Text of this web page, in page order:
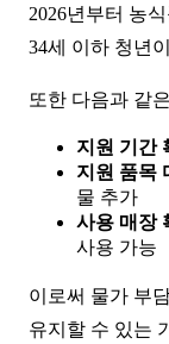
2026년부터 농
34세 이하 청년
또한 다음과 같
지원 기간
지원 품목
물 추가
사용 매장
사용 가능
이로써 물가 부
유지할 수 있는